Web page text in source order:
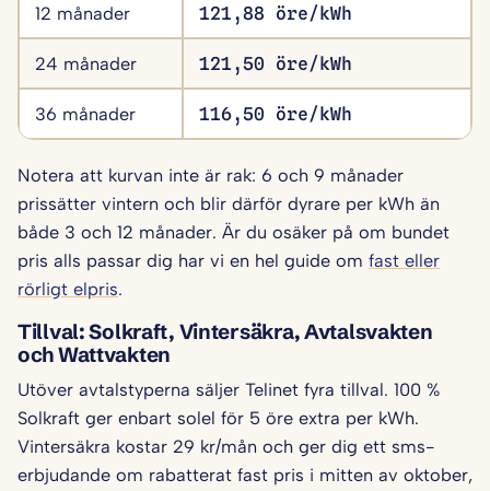
12 månader 121,88 öre/kWh
24 månader 121,50 öre/kWh
36 månader 116,50 öre/kWh
Notera att kurvan inte är rak: 6 och 9 månader
prissätter vintern och blir därför dyrare per kWh än
både 3 och 12 månader. Är du osäker på om bundet
pris alls passar dig har vi en hel guide om fast eller
rörligt elpris.
Tillval: Solkraft, Vintersäkra, Avtalsvakten
och Wattvakten
Utöver avtalstyperna säljer Telinet fyra tillval. 100 %
Solkraft ger enbart solel för 5 öre extra per kWh.
Vintersäkra kostar 29 kr/mån och ger dig ett sms-
erbjudande om rabatterat fast pris i mitten av oktober,